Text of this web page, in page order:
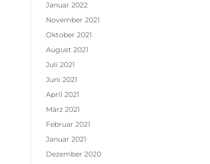
Januar 2022
November 2021
Oktober 2021
August 2021
Juli 2021
Juni 2021
April 2021
März 2021
Februar 2021
Januar 2021
Dezember 2020